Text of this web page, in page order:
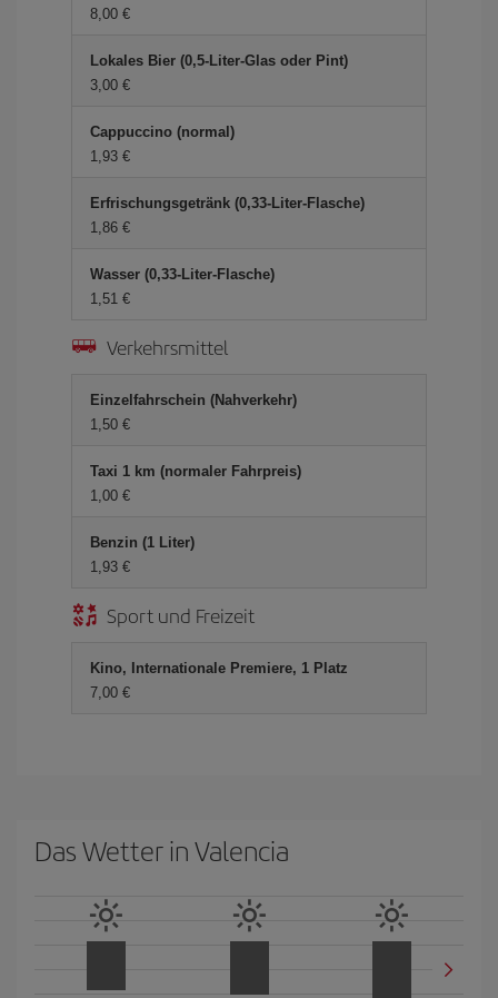
8,00 €
Lokales Bier (0,5-Liter-Glas oder Pint)
3,00 €
Cappuccino (normal)
1,93 €
Erfrischungsgetränk (0,33-Liter-Flasche)
1,86 €
Wasser (0,33-Liter-Flasche)
1,51 €
Verkehrsmittel
Einzelfahrschein (Nahverkehr)
1,50 €
Taxi 1 km (normaler Fahrpreis)
1,00 €
Benzin (1 Liter)
1,93 €
Sport und Freizeit
Kino, Internationale Premiere, 1 Platz
7,00 €
Das Wetter in Valencia